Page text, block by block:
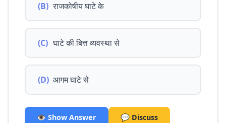
(B) राजकोषीय घाटे के
(C) घाटे की बित्त व्यवस्था से
(D) आगम घाटे से
👁️ Show Answer 💬 Discuss